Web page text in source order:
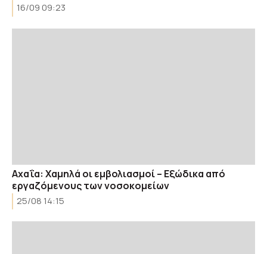
16/09 09:23
Αχαΐα: Χαμηλά οι εμβολιασμοί – Εξώδικα από
εργαζόμενους των νοσοκομείων
25/08 14:15